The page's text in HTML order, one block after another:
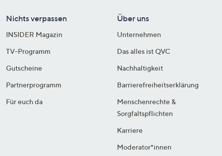
Nichts verpassen
INSIDER Magazin
TV-Programm
Gutscheine
Partnerprogramm
Für euch da
Über uns
Unternehmen
Das alles ist QVC
Nachhaltigkeit
Barrierefreiheitserklärung
Menschenrechte &
Sorgfaltspflichten
Karriere
Moderator*innen